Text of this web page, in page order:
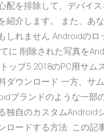
配を排除して、デバイ
紹介します。 また、あ
しれません Androidのロ
に 削除された写真を
ップ5 2018のPC用サム
ダウンロード 一方、サ
ブランドのような一部
独自のカスタムAndroid
ロードする方法. この記